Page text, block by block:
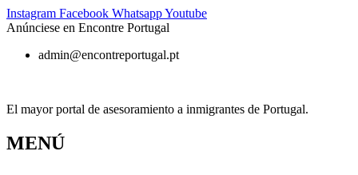
Ir
al
Instagram Facebook WhatsappYoutube
Anúnciese en Encontre Portugal
admin@encontreportugal.pt
El mayor portal de asesoramiento a inmigrantes de Portugal.
MENÚ